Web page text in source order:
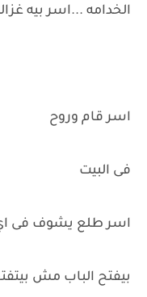
الخدامه ...اسر بيه
اسر قام وروح
فى البيت
اسر طلع يشوف فى
بيفتح الباب مش